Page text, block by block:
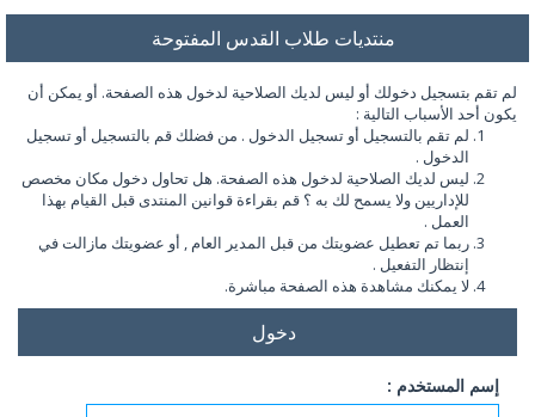
منتديات طلاب القدس المفتوحة
لم تقم بتسجيل دخولك أو ليس لديك الصلاحية لدخول هذه الصفحة. أو يمكن أن
يكون أحد الأسباب التالية :
لم تقم بالتسجيل أو تسجيل الدخول . من فضلك قم بالتسجيل أو تسجيل
الدخول .
ليس لديك الصلاحية لدخول هذه الصفحة. هل تحاول دخول مكان مخصص
للإداريين ولا يسمح لك به ؟ قم بقراءة قوانين المنتدى قبل القيام بهذا
العمل .
ربما تم تعطيل عضويتك من قبل المدير العام , أو عضويتك مازالت في
إنتظار التفعيل .
لا يمكنك مشاهدة هذه الصفحة مباشرة.
دخول
إسم المستخدم :